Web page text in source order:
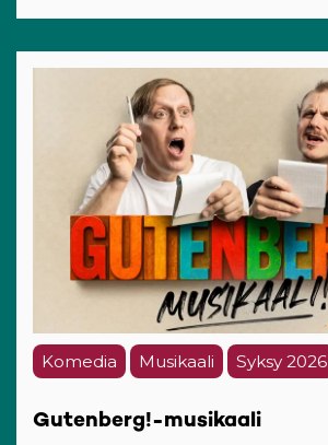
Komedia Musikaali Syksy 2026
Gutenberg!-musikaali